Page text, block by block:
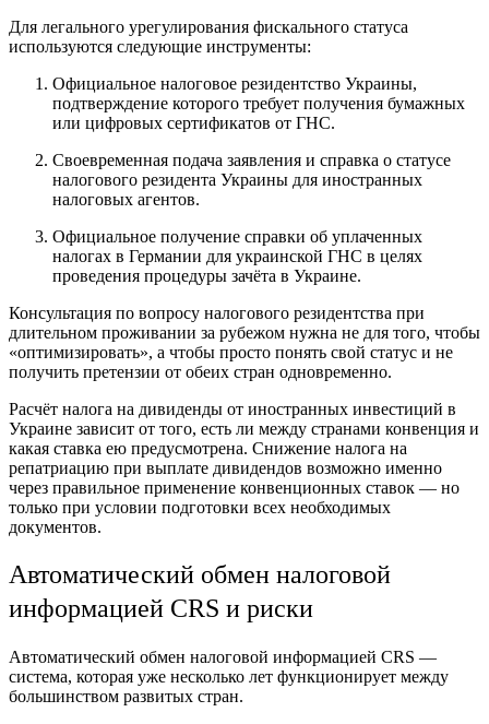
Для легального урегулирования фискального статуса
используются следующие инструменты:
Официальное налоговое резидентство Украины,
подтверждение которого требует получения бумажных
или цифровых сертификатов от ГНС.
Своевременная подача заявления и справка о статусе
налогового резидента Украины для иностранных
налоговых агентов.
Официальное получение справки об уплаченных
налогах в Германии для украинской ГНС в целях
проведения процедуры зачёта в Украине.
Консультация по вопросу налогового резидентства при
длительном проживании за рубежом нужна не для того, чтобы
«оптимизировать», а чтобы просто понять свой статус и не
получить претензии от обеих стран одновременно.
Расчёт налога на дивиденды от иностранных инвестиций в
Украине зависит от того, есть ли между странами конвенция и
какая ставка ею предусмотрена. Снижение налога на
репатриацию при выплате дивидендов возможно именно
через правильное применение конвенционных ставок — но
только при условии подготовки всех необходимых
документов.
Автоматический обмен налоговой
информацией CRS и риски
Автоматический обмен налоговой информацией CRS —
система, которая уже несколько лет функционирует между
большинством развитых стран.